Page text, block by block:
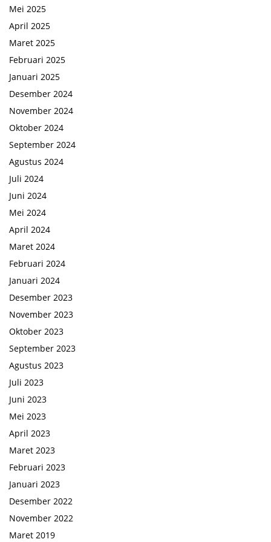
Mei 2025
April 2025
Maret 2025
Februari 2025
Januari 2025
Desember 2024
November 2024
Oktober 2024
September 2024
Agustus 2024
Juli 2024
Juni 2024
Mei 2024
April 2024
Maret 2024
Februari 2024
Januari 2024
Desember 2023
November 2023
Oktober 2023
September 2023
Agustus 2023
Juli 2023
Juni 2023
Mei 2023
April 2023
Maret 2023
Februari 2023
Januari 2023
Desember 2022
November 2022
Maret 2019